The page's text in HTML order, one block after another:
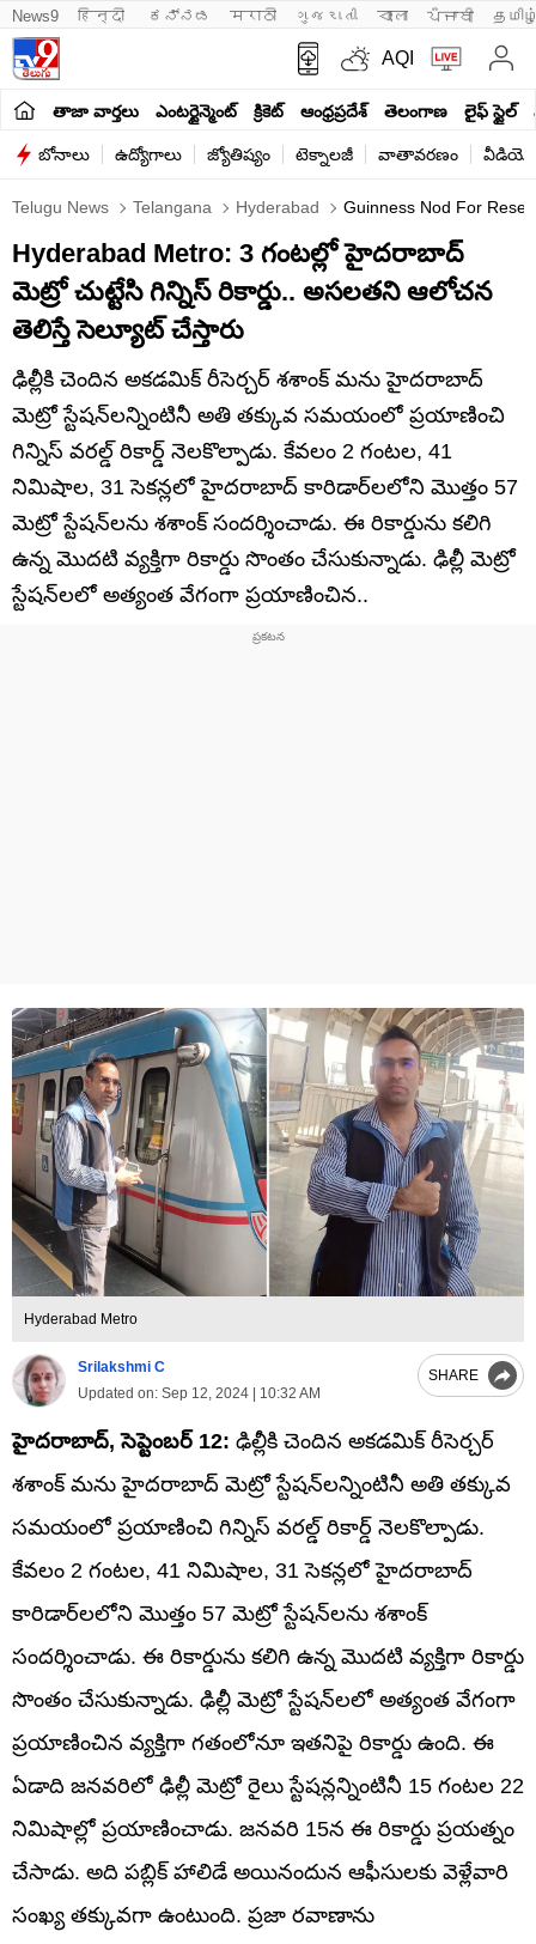
News9 हिन्दी ಕನ್ನಡ मराठी ગુજરાતી বাংলা ਪੰਜਾਬੀ
AQI
తాజా వార్తలు ఎంటర్టైన్మెంట్ క్రికెట్ ఆంధ్రప్రదేశ్ తెలంగాణ లైఫ్ స్టైల్
బోనాలు ఉద్యోగాలు జ్యోతిష్యం టెక్నాలజీ వాతావరణం
Telugu News Telangana Hyderabad Guinness Nod For
Hyderabad Metro: 3 గంటల్లో హైదరాబాద్‌
మెట్రో చుట్టేసి గిన్నిస్‌ రికార్డు.. అసలతని ఆలోచన
తెలిస్తే సెల్యూట్‌ చేస్తారు
ఢిల్లీకి చెందిన అకడమిక్ రీసెర్చర్ శశాంక్ మను హైదరాబాద్
మెట్రో స్టేషన్‌లన్నింటినీ అతి తక్కువ సమయంలో ప్రయాణించి
గిన్నిస్ వరల్డ్ రికార్డ్ నెలకొల్పాడు. కేవలం 2 గంటల, 41
నిమిషాల, 31 సెకన్లలో హైదరాబాద్ కారిడార్‌లలోని మొత్తం 57
మెట్రో స్టేషన్‌లను శశాంక్ సందర్శించాడు. ఈ రికార్డును కలిగి
ఉన్న మొదటి వ్యక్తిగా రికార్డు సొంతం చేసుకున్నాడు. ఢిల్లీ మెట్రో
స్టేషన్‌లలో అత్యంత వేగంగా ప్రయాణించిన..
Hyderabad Metro
Srilakshmi C
Updated on: Sep 12, 2024 | 10:32 AM
SHARE
హైదరాబాద్‌, సెప్టెంబర్‌ 12: ఢిల్లీకి చెందిన అకడమిక్ రీసెర్చర్
శశాంక్ మను హైదరాబాద్ మెట్రో స్టేషన్‌లన్నింటినీ అతి తక్కువ
సమయంలో ప్రయాణించి గిన్నిస్ వరల్డ్ రికార్డ్ నెలకొల్పాడు.
కేవలం 2 గంటల, 41 నిమిషాల, 31 సెకన్లలో హైదరాబాద్
కారిడార్‌లలోని మొత్తం 57 మెట్రో స్టేషన్‌లను శశాంక్
సందర్శించాడు. ఈ రికార్డును కలిగి ఉన్న మొదటి వ్యక్తిగా రికార్డు
సొంతం చేసుకున్నాడు. ఢిల్లీ మెట్రో స్టేషన్‌లలో అత్యంత వేగంగా
ప్రయాణించిన వ్యక్తిగా గతంలోనూ ఇతనిపై రికార్డు ఉంది. ఈ
ఏడాది జనవరిలో ఢిల్లీ మెట్రో రైలు స్టేషన్లన్నింటినీ 15 గంటల 22
నిమిషాల్లో ప్రయాణించాడు. జనవరి 15న ఈ రికార్డు ప్రయత్నం
చేసాడు. అది పబ్లిక్ హాలిడే అయినందున ఆఫీసులకు వెళ్లేవారి
సంఖ్య తక్కువగా ఉంటుంది. ప్రజా రవాణాను